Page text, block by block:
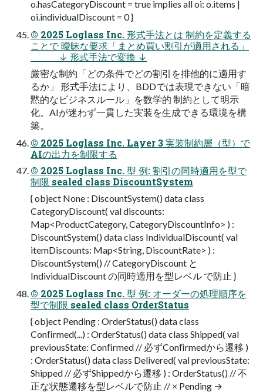
o.hasCategoryDiscount = true implies all oi: o.items |
oi.individualDiscount = 0 }
© 2025 Loglass Inc. 形式⼿法とは 制約を定義する
ことで 曖昧な要求「まとめ買い割引が適⽤される」
↓ 形式⼿法で変換 ↓
厳密な制約「どの条件でどの割引を排他的に適⽤す
るか」 形式⼿法により、BDDでは表現できない「暗
黙的なビジネスルール」を数学的 制約として明⽰
化。AIが迷わず⼀貫した実装を⽣成できる環境を構
築。
© 2025 Loglass Inc. Layer 3 実装制約層（型）で
AIの出⼒を制限する
© 2025 Loglass Inc. 型 例: 割引の同時適⽤を型で
制限 sealed class DiscountSystem
{ object None : DiscountSystem() data class
CategoryDiscount( val discounts:
Map<ProductCategory, CategoryDiscountInfo> ) :
DiscountSystem() data class IndividualDiscount( val
itemDiscounts: Map<String, DiscountRate> ) :
DiscountSystem() // CategoryDiscount と
IndividualDiscount の同時適⽤を型レベル で防⽌ }
© 2025 Loglass Inc. 型 例: オーダーの処理順序を
型で制限 sealed class OrderStatus
{ object Pending : OrderStatus() data class
Conﬁrmed(...) : OrderStatus() data class Shipped( val
previousState: Conﬁrmed // 必ずConﬁrmedから遷移 )
: OrderStatus() data class Delivered( val previousState:
Shipped // 必ずShippedから遷移 ) : OrderStatus() // 不
正な状態遷移を型レベルで防⽌ // × Pending →